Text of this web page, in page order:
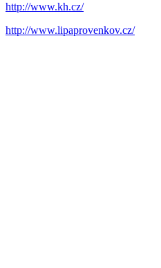
http://www.kh.cz/
http://www.lipaprovenkov.cz/